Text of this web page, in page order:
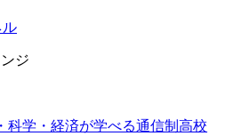
ル
ジ
科学・経済が学べる通信制高校